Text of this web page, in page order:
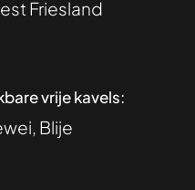
Friesland
vrije kavels:
Blije